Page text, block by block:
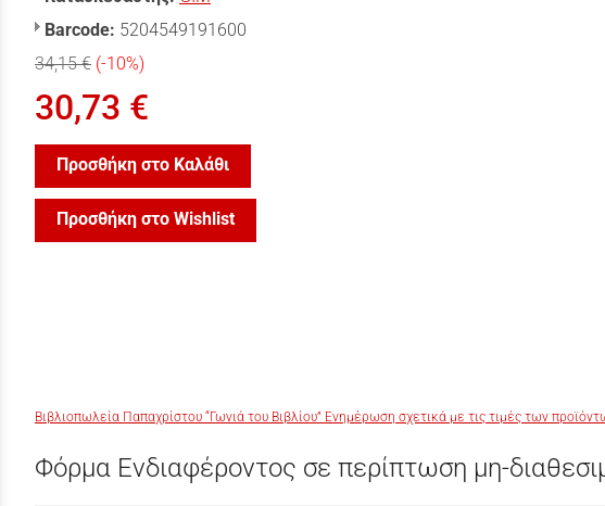
Barcode: 5204549191600
34,15 € (-10%)
30,73 €
Προσθήκη στο Καλάθι
Προσθήκη στο Wishlist
Βιβλιοπωλεία Παπαχρίστου “Γωνιά του Βιβλίου” Ενημέρωση σχετικά με τις τιμές των
Φόρμα Ενδιαφέροντος σε περίπτωση μη-